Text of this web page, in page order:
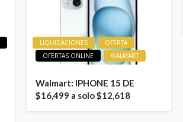
LIQUIDACIONES
OFERTA
OFERTAS ONLINE
WALMART
Walmart: IPHONE 15 DE
$16,499 a solo $12,618